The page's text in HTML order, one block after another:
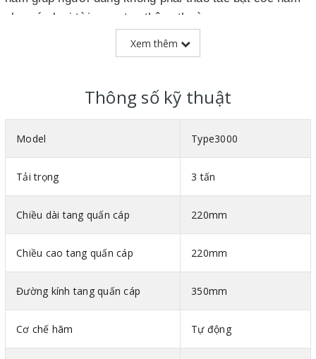
như các loại tời quay tay thông thường.
Toàn bộ thân tời được sơn tĩnh điện giúp tời có thể làm
Tời quay tay cao cấp đã vượt qua một loạt các bài kiểm
tra quan trọng, bao gồm kiểm tra khả năng chịu tải,
CE của Châu Âu.
Xem thêm
Thông số kỹ thuật
Model Type3000
Tải trọng 3 tấn
Chiều dài tang quấn cáp 220mm
Chiều cao tang quấn cáp 220mm
Đường kính tang quấn cáp 350mm
Cơ chế hãm Tự động